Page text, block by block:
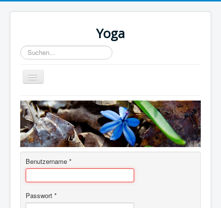
Yoga
Suchen...
Toggle
Navigation
Home
Benutzername *
Passwort *